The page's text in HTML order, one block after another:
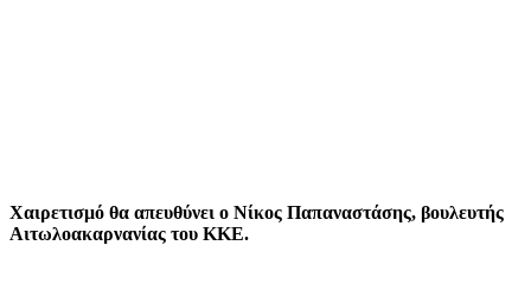
Χαιρετισμό θα απευθύνει ο Νίκος Παπαναστάσης, βουλευτής
Αιτωλοακαρνανίας του ΚΚΕ.